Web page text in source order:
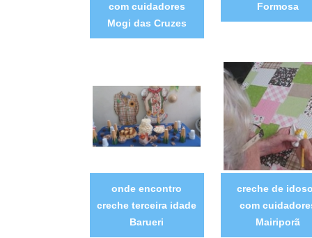
com cuidadores
Mogi das Cruzes
Formosa
onde encontro
creche terceira idade
Barueri
creche de
com
Mairiporã